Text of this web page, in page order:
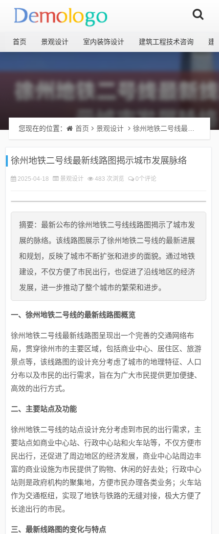
首页 景观设计 室内装饰设计 建筑工程技术咨询 建
您现在的位置： 首页 景观设计 徐州地铁二号线最新线路图揭示城市发展脉络
徐州地铁二号线最新线路图揭示城市发展脉络
2025-04-18 景观设计 483 次浏览 0个评论
摘要：最新公布的徐州地铁二号线线路图揭示了城市发
展的脉络。该线路图展示了徐州地铁二号线的最新进展
和规划，反映了城市不断扩张和进步的面貌。通过地铁
建设，不仅方便了市民出行，也促进了沿线地区的经济
发展，进一步推动了整个城市的繁荣和进步。
一、徐州地铁二号线的最新线路图概览
徐州地铁二号线最新线路图呈现出一个完善的交通网络布
局，贯穿徐州市的主要区域，包括商业中心、居住区、旅游
景点等，该线路图的设计充分考虑了城市的地理特征、人口
分布以及市民的出行需求，旨在为广大市民提供更加便捷、
高效的出行方式。
二、主要站点及功能
徐州地铁二号线的站点设计充分考虑到市民的出行需求，主
要站点如商业中心站、行政中心站和火车站等，不仅方便市
民出行，还促进了周边地区的经济发展，商业中心站周边丰
富的商业设施为市民提供了购物、休闲的好去处；行政中心
站则是政府机构的聚集地，方便市民办理各类业务；火车站
作为交通枢纽，实现了地铁与铁路的无缝对接，极大方便了
长途出行的市民。
三、最新线路图的变化与特点